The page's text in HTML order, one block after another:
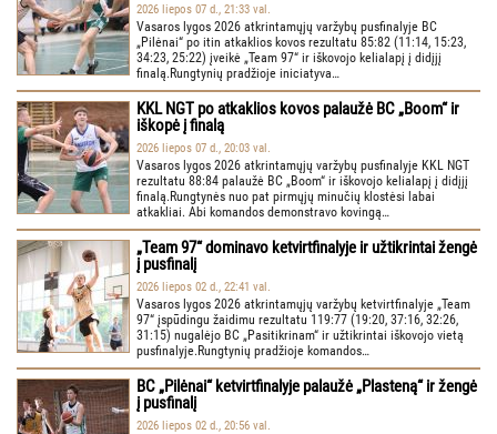
2026 liepos 07 d., 21:33 val.
Vasaros lygos 2026 atkrintamųjų varžybų pusfinalyje BC
„Pilėnai“ po itin atkaklios kovos rezultatu 85:82 (11:14, 15:23,
34:23, 25:22) įveikė „Team 97“ ir iškovojo kelialapį į didįjį
finalą.Rungtynių pradžioje iniciatyva…
KKL NGT po atkaklios kovos palaužė BC „Boom“ ir
iškopė į finalą
2026 liepos 07 d., 20:03 val.
Vasaros lygos 2026 atkrintamųjų varžybų pusfinalyje KKL NGT
rezultatu 88:84 palaužė BC „Boom“ ir iškovojo kelialapį į didįjį
finalą.Rungtynės nuo pat pirmųjų minučių klostėsi labai
atkakliai. Abi komandos demonstravo kovingą…
„Team 97“ dominavo ketvirtfinalyje ir užtikrintai žengė
į pusfinalį
2026 liepos 02 d., 22:41 val.
Vasaros lygos 2026 atkrintamųjų varžybų ketvirtfinalyje „Team
97“ įspūdingu žaidimu rezultatu 119:77 (19:20, 37:16, 32:26,
31:15) nugalėjo BC „Pasitikrinam“ ir užtikrintai iškovojo vietą
pusfinalyje.Rungtynių pradžioje komandos…
BC „Pilėnai“ ketvirtfinalyje palaužė „Plasteną“ ir žengė
į pusfinalį
2026 liepos 02 d., 20:56 val.